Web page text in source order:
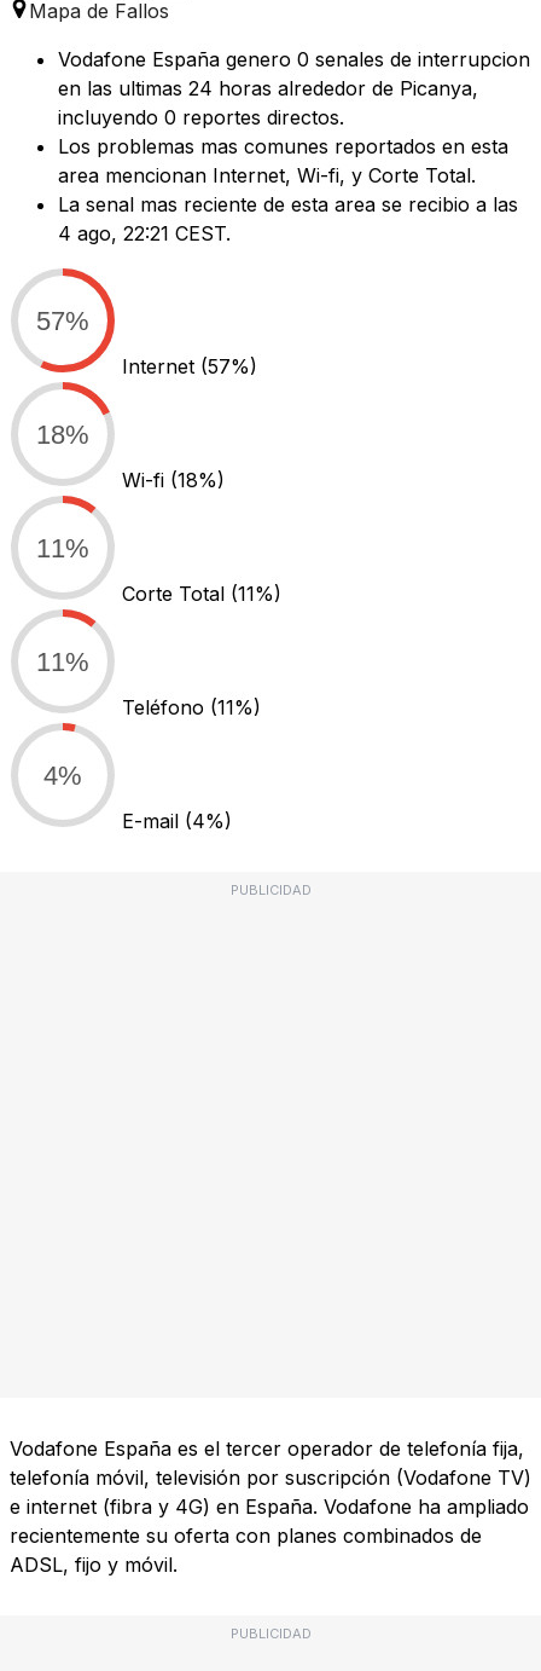
Mapa de Fallos
Vodafone España genero 0 senales de interrupcion
en las ultimas 24 horas alrededor de Picanya,
incluyendo 0 reportes directos.
Los problemas mas comunes reportados en esta
area mencionan Internet, Wi-fi, y Corte Total.
La senal mas reciente de esta area se recibio a las
4 ago, 22:21 CEST.
57%
Internet (57%)
18%
Wi-fi (18%)
11%
Corte Total (11%)
11%
Teléfono (11%)
4%
E-mail (4%)
PUBLICIDAD
Vodafone España es el tercer operador de telefonía fija,
telefonía móvil, televisión por suscripción (Vodafone TV)
e internet (fibra y 4G) en España. Vodafone ha ampliado
recientemente su oferta con planes combinados de
ADSL, fijo y móvil.
PUBLICIDAD